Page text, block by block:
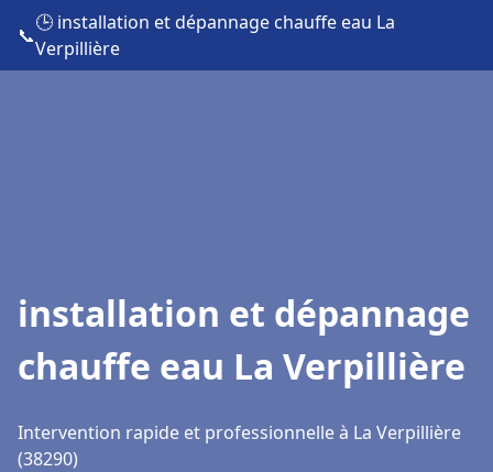
📞
🕒 installation et dépannage chauffe eau La
Verpillière
installation et dépannage
chauffe eau La Verpillière
Intervention rapide et professionnelle à La Verpillière
(38290)